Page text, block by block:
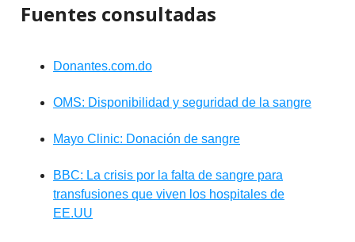
Fuentes consultadas
Donantes.com.do
OMS: Disponibilidad y seguridad de la sangre
Mayo Clinic: Donación de sangre
BBC: La crisis por la falta de sangre para
transfusiones que viven los hospitales de
EE.UU